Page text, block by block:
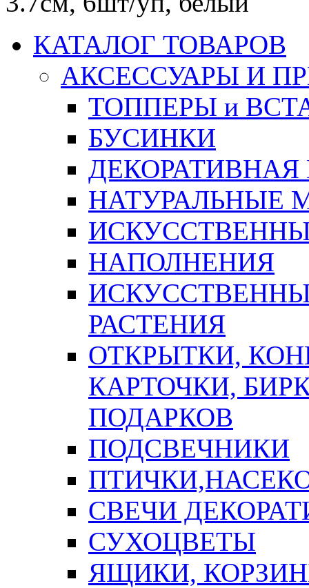
КАТАЛОГ ТОВАРОВ
АКСЕССУАРЫ И
ТОППЕРЫ и
БУСИНКИ
ДЕКОРАТИВНАЯ
НАТУРАЛЬНЫЕ
НАПОЛНЕНИЯ
РАСТЕНИЯ
ОТКРЫТКИ,
КАРТОЧКИ,
ПОДАРКОВ
ПОДСВЕЧНИКИ
СВЕЧИ
СУХОЦВЕТЫ
ЯЩИКИ,